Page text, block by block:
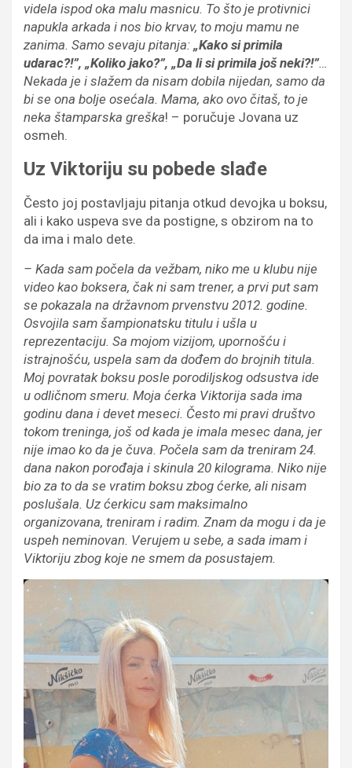
videla ispod oka malu masnicu. To što je protivnici
napukla arkada i nos bio krvav, to moju mamu ne
zanima. Samo sevaju pitanja: „Kako si primila
udarac?!”, „Koliko jako?”, „Da li si primila jošneki?!”…
Nekada je i slažem da nisam dobila nijedan, samo da
bi se ona bolje osećala. Mama, ako ovo čitaš, to je
neka štamparska greška! – poručuje Jovana uz
osmeh.
Uz Viktoriju su pobede slađe
Često joj postavljaju pitanja otkud devojka u boksu,
ali i kako uspeva sve da postigne, s obzirom na to
da ima i malo dete.
– Kada sam počela da vežbam, niko me u klubu nije
video kao boksera, čak ni sam trener, a prvi putsam
se pokazala na državnom prvenstvu 2012. godine.
Osvojila sam šampionatsku titulu i ušla u
reprezentaciju. Sa mojom vizijom, upornošću i
istrajnošću, uspela sam da dođem do brojnih titula.
Moj povratakboksu posle porodiljskog odsustva ide
u odličnom smeru. Moja ćerka Viktorija sada ima
godinu dana i devet meseci. Često mi pravi društvo
tokom treninga, još odkada je imala mesec dana, jer
nije imao ko da je čuva. Počela sam da treniram 24.
dana nakon porođaja i skinula 20 kilograma. Niko nije
bio za to da se vratim boksu zbog ćerke, ali nisam
poslušala. Uz ćerkicu sam maksimalno
organizovana, treniram i radim. Znam da mogu i da je
uspeh neminovan. Verujem u sebe, a sada imam i
Viktoriju zbog koje ne smem da posustajem.